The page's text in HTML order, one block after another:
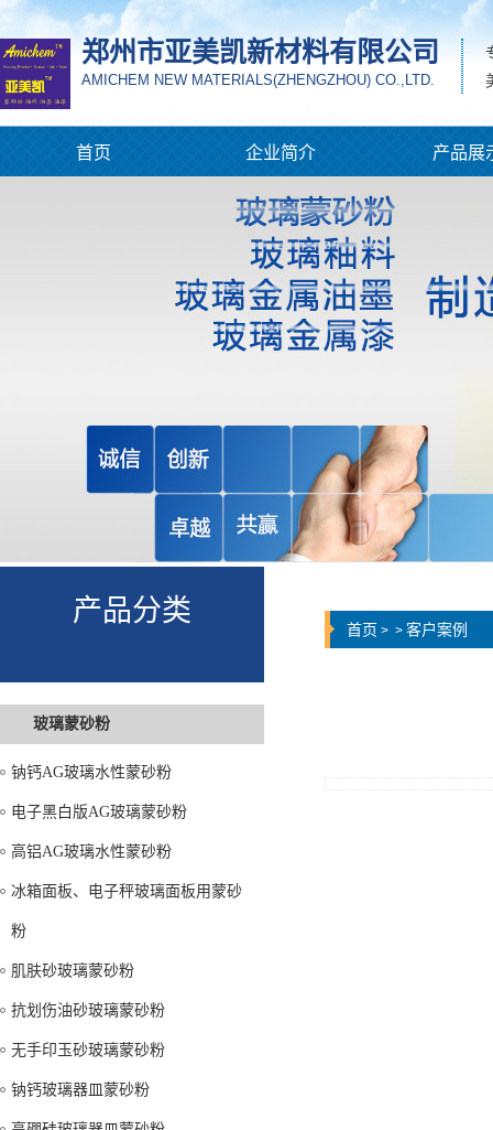
郑州市亚美凯新材料有限公司
AMICHEM NEW MATERIALS(ZHENGZHOU) CO.,LTD.
首页 企业简介 产品展
产品分类
玻璃蒙砂粉
钠钙AG玻璃水性蒙砂粉
电子黑白版AG玻璃蒙砂粉
高铝AG玻璃水性蒙砂粉
冰箱面板、电子秤玻璃面板用蒙砂
粉
肌肤砂玻璃蒙砂粉
抗划伤油砂玻璃蒙砂粉
无手印玉砂玻璃蒙砂粉
钠钙玻璃器皿蒙砂粉
首页 > > 客户案例